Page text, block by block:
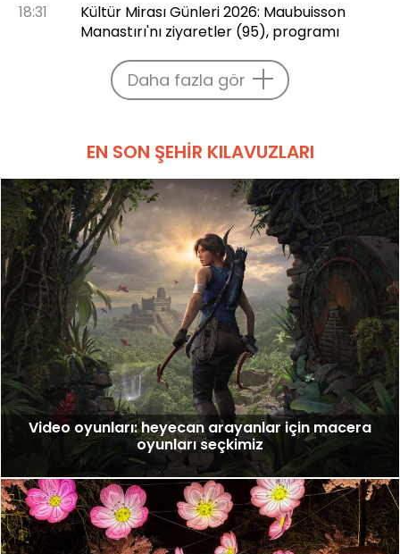
18:31
Kültür Mirası Günleri 2026: Maubuisson
Manastırı'nı ziyaretler (95), programı
Daha fazla gör
EN SON ŞEHIR KILAVUZLARI
Video oyunları: heyecan arayanlar için macera
oyunları seçkimiz